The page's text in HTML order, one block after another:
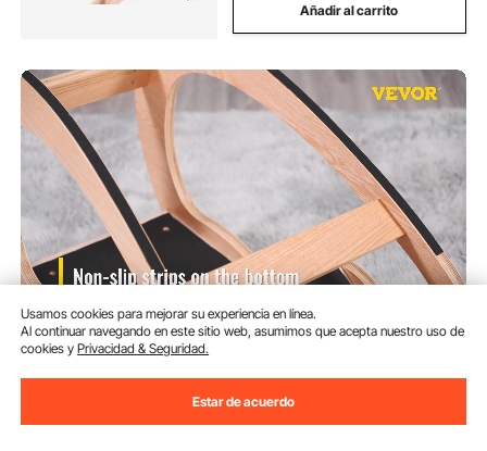
Añadir al carrito
VEVOR Silla Arrodillada
Carga 80 kg Taburete Madera
Corrección de Postura Oscilante
Usamos cookies para mejorar su experiencia en línea.
Al continuar navegando en este sitio web, asumimos que acepta nuestro uso de
cookies yPrivacidad & Seguridad.
Estar de acuerdo